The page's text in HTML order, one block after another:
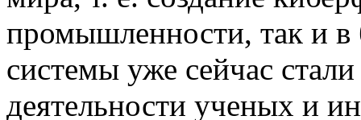
промышленности, так и в
системы уже сейчас
деятельности ученых и